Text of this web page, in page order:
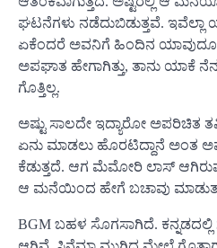
ಘಟನೆಗಳು ನಡೆದುಬಿಡುತ್ತವೆ. ಇವೆಲ್ಲಾ
ಏಕೆಂದರೆ ಅವನಿಗೆ ಹಿಂದಿನ ಯಾವುದೂ
ಅಪಘಾತ ಹೇಗಾಗಿತ್ತು, ತಾನು ಯಾಕೆ
ಗೊತ್ತಿಲ್ಲ.
ಅಷ್ಟು ಸಾಲದೇ ಇದ್ಯಾರೋ ಅಪರಿಚಿತ
ಏನು ಮಾಡಲು ಹೊರಟಿದ್ದಾನೆ ಅಂತ
ಕೆಡುತ್ತದೆ. ಆಗ ಮೆಮೋರಿ ಲಾಸ್
ಆ ಮನೆಯಿಂದ ಹೇಗೆ ಬಚಾವು
BGM ಬಹಳ ಸೊಗಸಾಗಿದೆ.